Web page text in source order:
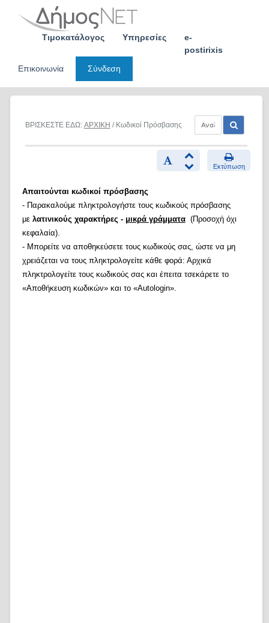
Τιμοκατάλογος Υπηρεσίες
e-
postirixis
Επικοινωνία
Σύνδεση
ΒΡΙΣΚΕΣΤΕ ΕΔΩ: ΑΡΧΙΚΗ / Κωδικοί Πρόσβασης
Εκτύπωση
Απαιτούνται κωδικοί πρόσβασης
- Παρακαλούμε πληκτρολογήστε τους κωδικούς πρόσβασης
με λατινικούς χαρακτήρες - μικρά γράμματα(Προσοχή όχι
κεφαλαία).
- Μπορείτε να αποθηκεύσετε τους κωδικούς σας, ώστε να μη
χρειάζεται να τους πληκτρολογείτε κάθε φορά: Αρχικά
πληκτρολογείτε τους κωδικούς σας και έπειτα τσεκάρετε το
«Αποθήκευση κωδικών» και το «Autologin».